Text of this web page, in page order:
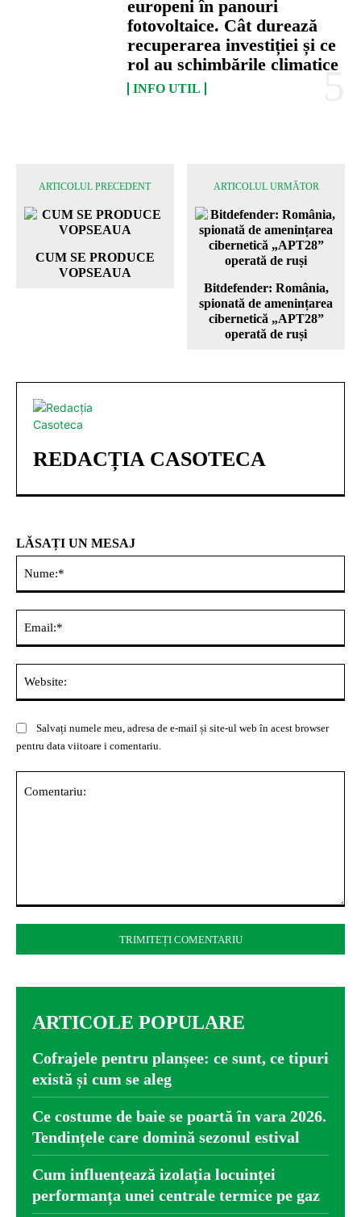
europeni în panouri
fotovoltaice. Cât durează
recuperarea investiției și ce
rol au schimbările climatice
INFO UTIL
ARTICOLUL PRECEDENT
CUM SE PRODUCE
VOPSEAUA
ARTICOLUL URMĂTOR
Bitdefender: România,
spionată de amenințarea
cibernetică „APT28”
operată de ruși
REDACȚIA CASOTECA
LĂSAȚI UN MESAJ
Salvați numele meu, adresa de e-mail și site-ul web în acest browser
pentru data viitoare i comentariu.
ARTICOLE POPULARE
Cofrajele pentru planșee: ce sunt, ce tipuri
există și cum se aleg
Ce costume de baie se poartă în vara 2026.
Tendințele care domină sezonul estival
Cum influențează izolația locuinței
performanța unei centrale termice pe gaz